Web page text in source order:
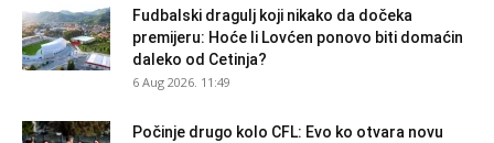
Fudbalski dragulj koji nikako da dočeka
premijeru: Hoće li Lovćen ponovo biti domaćin
daleko od Cetinja?
6 Aug 2026. 11:49
Počinje drugo kolo CFL: Evo ko otvara novu